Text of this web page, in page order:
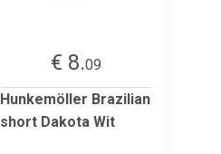
€ 8.09
Hunkemöller Brazilian
short Dakota Wit